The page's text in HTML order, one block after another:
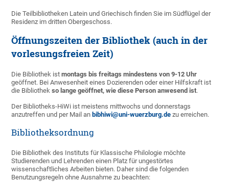
Die Teilbibliotheken Latein und Griechisch finden Sie im Südflügel der
Residenz im dritten Obergeschoss.
Öffnungszeiten der Bibliothek (auch in der
vorlesungsfreien Zeit)
Die Bibliothek istmontags bis freitags mindestens von 9-12 Uhr
geöffnet. Bei Anwesenheit eines Dozierenden oder einer Hilfskraft ist
die Bibliothekso lange geöffnet, wie diese Person anwesend ist.
Der Bibliotheks-HiWi ist meistens mittwochs und donnerstags
anzutreffen und per Mail an bibhiwi@uni-wuerzburg.de zu erreichen.
Bibliotheksordnung
Die Bibliothek des Instituts für Klassische Philologie möchte
Studierenden und Lehrenden einen Platz für ungestörtes
wissenschaftliches Arbeiten bieten. Daher sind die folgenden
Benutzungsregeln ohne Ausnahme zu beachten: